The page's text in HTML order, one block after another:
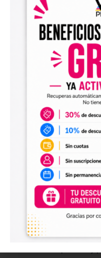
el archivo en tu
maquinaria DTF.
Diseños digitales
También encontrarás
perfectos para
envases, artículos
Estos diseños permiten
catálogo de
producciones propias
proveedor habitual de
Archivos digitales
personalización
Comprar diseños
profesionales que
catálogo y ofrecer más
clientes. Podrás escoger